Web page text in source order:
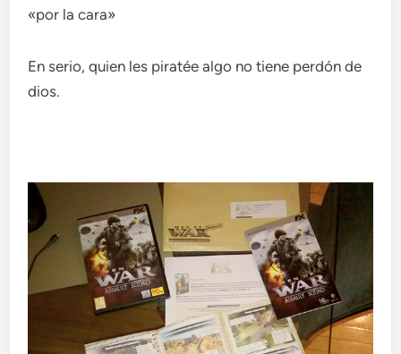
«por la cara»
En serio, quien les piratée algo no tiene perdón de
dios.